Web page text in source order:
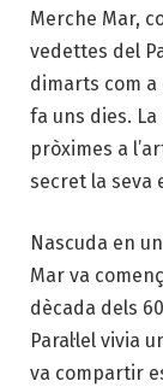
Merche Mar,
vedettes del
dimarts com a
fa uns dies.
pròximes a
secret la seva
Nascuda en
Mar va
dècada dels
Paral·lel vivia
va compartir